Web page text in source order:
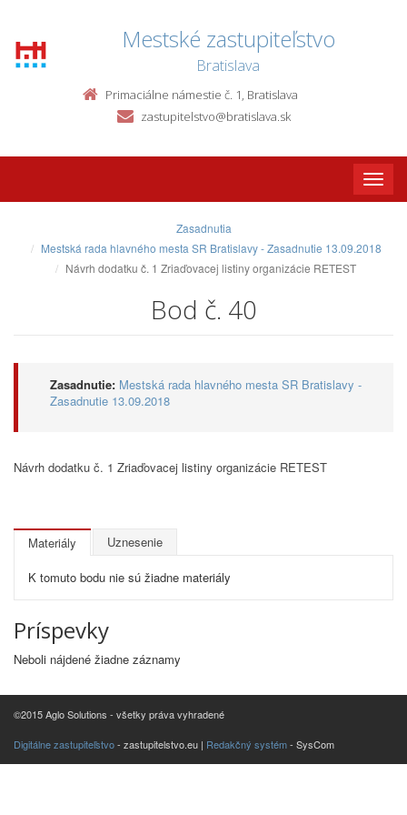
Mestské zastupiteľstvo
Bratislava
Primaciálne námestie č. 1, Bratislava
zastupitelstvo@bratislava.sk
Toggle
Zasadnutia
Mestská rada hlavného mesta SR Bratislavy - Zasadnutie 13.09.2018
Návrh dodatku č. 1 Zriaďovacej listiny organizácie RETEST
Bod č. 40
Zasadnutie: Mestská rada hlavného mesta SR Bratislavy -
Zasadnutie 13.09.2018
Návrh dodatku č. 1 Zriaďovacej listiny organizácie RETEST
Materiály Uznesenie
K tomuto bodu nie sú žiadne materiály
Príspevky
Neboli nájdené žiadne záznamy
©2015 Aglo Solutions - všetky práva vyhradené
Digitálne zastupiteľstvo- zastupitelstvo.eu | Redakčný systém- SysCom